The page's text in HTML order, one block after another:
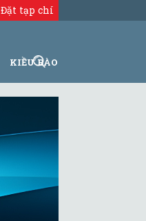
Đặt tạp chí
KIỀU BÀO